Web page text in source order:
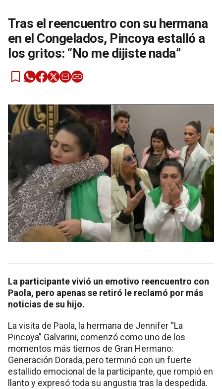
Tras el reencuentro con su hermana
en el Congelados, Pincoya estalló a
los gritos: “No me dijiste nada”
La participante vivió un emotivo reencuentro con
Paola, pero apenas se retiró le reclamó por más
noticias de su hijo.
La visita de Paola, la hermana de Jennifer “La
Pincoya” Galvarini, comenzó como uno de los
momentos más tiernos de Gran Hermano:
Generación Dorada, pero terminó con un fuerte
estallido emocional de la participante, que rompió en
llanto y expresó toda su angustia tras la despedida.